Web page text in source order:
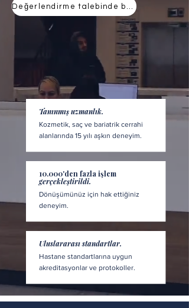
Değerlendirme talebinde bulunun
Tanınmış uzmanlık.
Kozmetik, saç ve bariatrik cerrahi
alanlarında 15 yılı aşkın deneyim.
10.000'den fazla işlem
gerçekleştirildi.
Dönüşümünüz için hak ettiğiniz
deneyim.
Uluslararası standartlar.
Hastane standartlarına uygun
akreditasyonlar ve protokoller.